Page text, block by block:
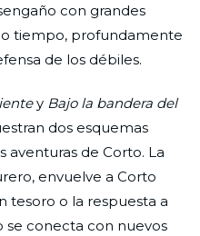
con grandes
tiempo, profundamente
de los débiles.
y Bajo la bandera del
dos esquemas
aventuras de Corto. La
envuelve a Corto
tesoro o la respuesta a
se conecta con nuevos